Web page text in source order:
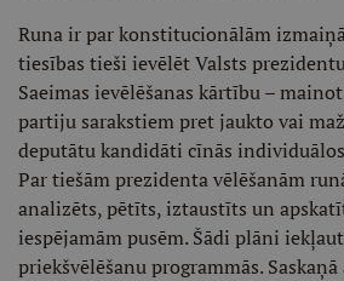
Runa ir par konstitucionālām
tiesības tieši ievēlēt Valsts
Saeimas ievēlēšanas kārtību –
partiju sarakstiem pret jaukto vai
deputātu kandidāti cīnās
Par tiešām prezidenta vēlēšanām
analizēts, pētīts, iztaustīts un
iespējamām pusēm. Šādi plāni
priekšvēlēšanu programmās.